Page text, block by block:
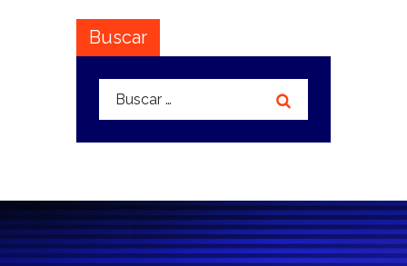
Buscar
Buscar: